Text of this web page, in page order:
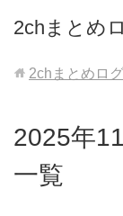
2chまとめ
2chまとめログ
2025年
一覧